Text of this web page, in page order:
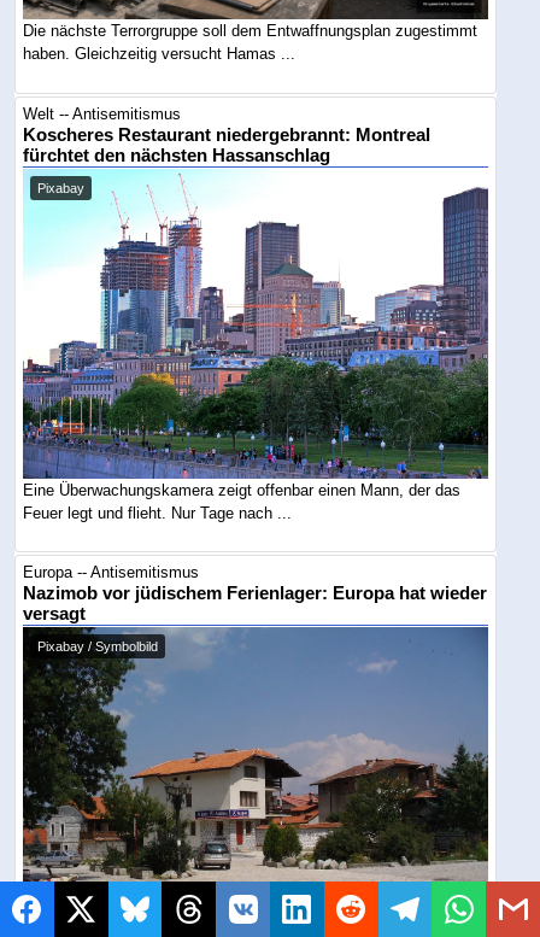
Die nächste Terrorgruppe soll dem Entwaffnungsplan zugestimmt
haben. Gleichzeitig versucht Hamas ...
Welt -- Antisemitismus
Koscheres Restaurant niedergebrannt: Montreal
fürchtet den nächsten Hassanschlag
Pixabay
Eine Überwachungskamera zeigt offenbar einen Mann, der das
Feuer legt und flieht. Nur Tage nach ...
Europa -- Antisemitismus
Nazimob vor jüdischem Ferienlager: Europa hat wieder
versagt
Pixabay / Symbolbild